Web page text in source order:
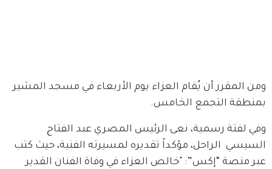
ومن المقرر أن يُقام العزاء يوم الأربعاء في مسجد المشير
بمنطقة التجمع الخامس.
وفي لفتة رسمية، نعى الرئيس المصري عبد الفتاح
السيسي  الراحل، مؤكداً تقديره لمسيرته الفنية، حيث كتب
عبر منصة “إكس”: "خالص العزاء في وفاة الفنان القدير